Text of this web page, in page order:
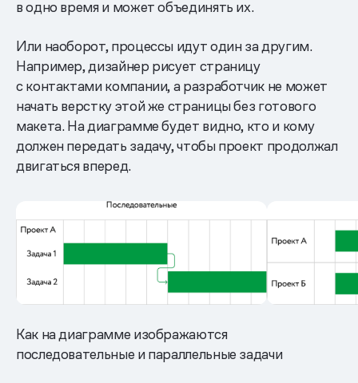
в одно время и может объединять их.
Или наоборот, процессы идут один за другим.
Например, дизайнер рисует страницу
с контактами компании, а разработчик не может
начать верстку этой же страницы без готового
макета. На диаграмме будет видно, кто и кому
должен передать задачу, чтобы проект продолжал
двигаться вперед.
Как на диаграмме изображаются
последовательные и параллельные задачи